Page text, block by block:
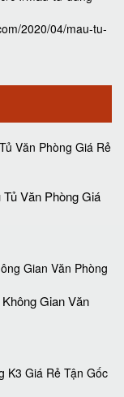
2020/04/mau-tu-
Văn Phòng Giá
Gian Văn